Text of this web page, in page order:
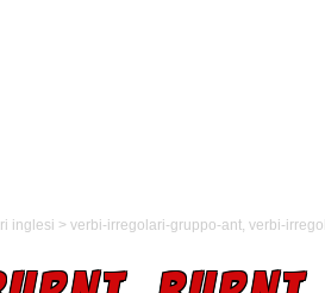
inglesi > verbi-irregolari-gruppo-ant, verbi-